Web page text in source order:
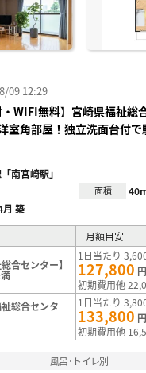
09 12:29
・WIFI無料】宮崎県福祉総
室角部屋！独立洗面台付
南宮崎駅」
面積
月 築
月額目安
合センター】
1日当たり
127,800
初期費用他
総合センタ
1日当たり
133,800
初期費用他
風呂･トイレ別